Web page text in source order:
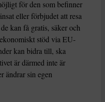
för den som befinner
eller förbjudet att resa
kan få gratis, säker och
stöd via EU-
kan bidra till, ska
är därmed inte är
ändrar sin egen